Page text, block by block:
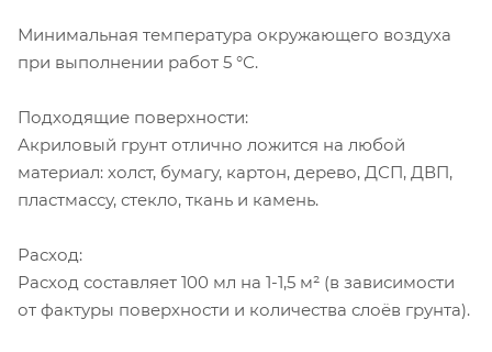
Минимальная температура окружающего воздуха
при выполнении работ 5 °С.
Подходящие поверхности:
Акриловый грунт отлично ложится на любой
материал: холст, бумагу, картон, дерево, ДСП, ДВП,
пластмассу, стекло, ткань и камень.
Расход:
Расход составляет 100 мл на 1-1,5 м² (в зависимости
от фактуры поверхности и количества слоёв грунта).